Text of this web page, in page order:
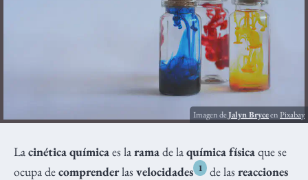
Imagen deJalyn BryceenPixabay
La cinética química es la rama de la química física que se
ocupa decomprenderlas velocidades 1 de lasreacciones